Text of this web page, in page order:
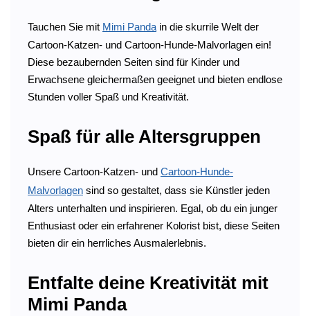
Tauchen Sie mit Mimi Panda in die skurrile Welt der
Cartoon-Katzen- und Cartoon-Hunde-Malvorlagen ein!
Diese bezaubernden Seiten sind für Kinder und
Erwachsene gleichermaßen geeignet und bieten endlose
Stunden voller Spaß und Kreativität.
Spaß für alle Altersgruppen
Unsere Cartoon-Katzen- und Cartoon-Hunde-
Malvorlagen sind so gestaltet, dass sie Künstler jeden
Alters unterhalten und inspirieren. Egal, ob du ein junger
Enthusiast oder ein erfahrener Kolorist bist, diese Seiten
bieten dir ein herrliches Ausmalerlebnis.
Entfalte deine Kreativität mit
Mimi Panda